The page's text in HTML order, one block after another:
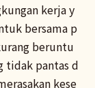
kerja y
bersama p
beruntu
tidak pantas d
kese